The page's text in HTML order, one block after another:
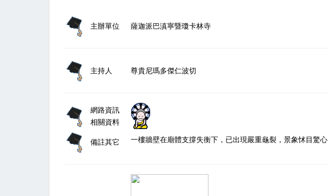
主辦單位 薩迦派巴滇寧暨瓊卡林寺
主持人 尊貴尼瑪多傑仁波切
網路資訊
相關資料
備註其它 一樓牆壁在廟體支撐失衡下，已出現嚴重龜裂，景象怵目驚心